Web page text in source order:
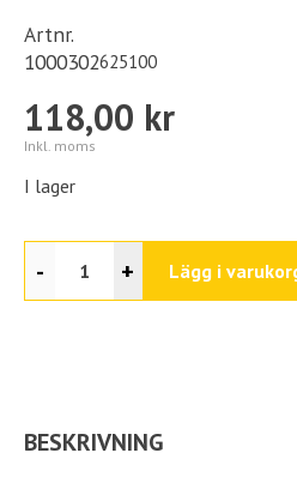
Artnr.
1000302625100
118,00 kr
Inkl. moms
I lager
- + Lägg i
BESKRIVNING